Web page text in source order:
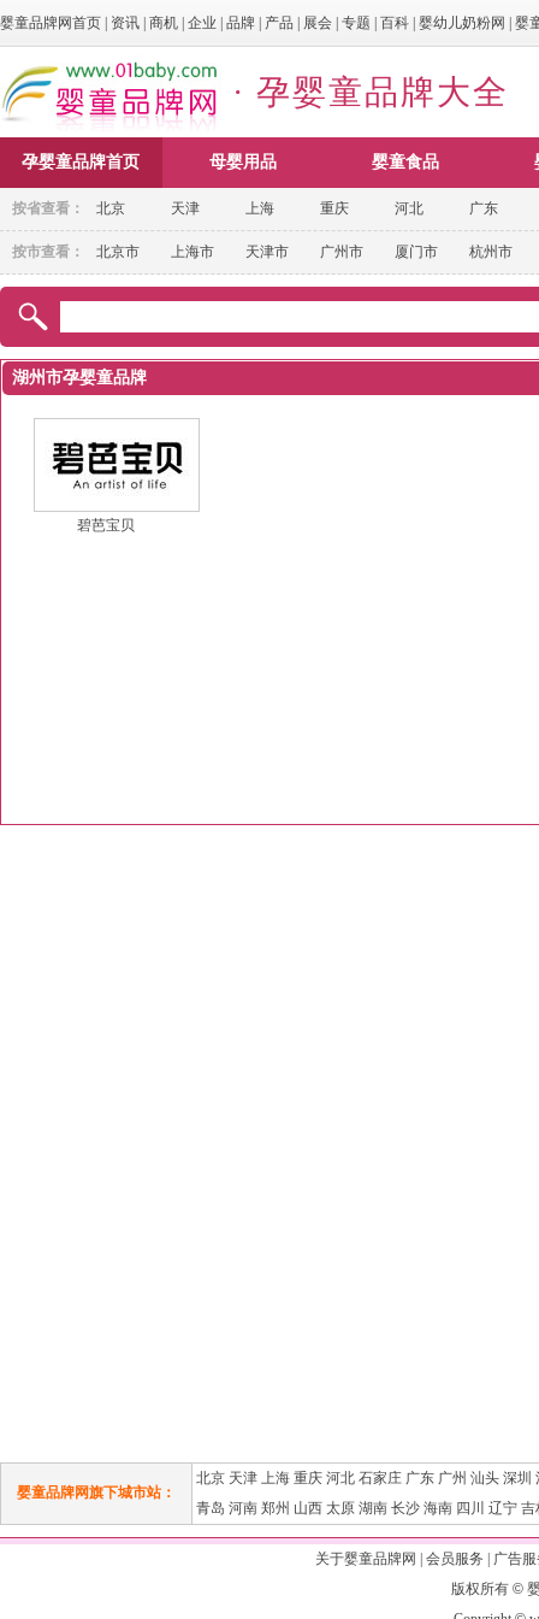
婴童品牌网首页 资讯 商机 企业 品牌 产品 展会 专题 百科 婴幼儿奶粉网 婴
· 孕婴童品牌大全
孕婴童品牌首页 母婴用品 婴童食品
北京 天津 上海 重庆 河北 广东
按省查看：
北京市 上海市 天津市 广州市 厦门市 杭州市
按市查看：
湖州市孕婴童品牌
碧芭宝贝
婴童品牌网旗下城市站：
北京 天津 上海 重庆 河北 石家庄 广东 广州 汕头 深圳
青岛 河南 郑州 山西 太原 湖南 长沙 海南 四川 辽宁 吉
关于婴童品牌网 会员服务
广告
版权所有 ©